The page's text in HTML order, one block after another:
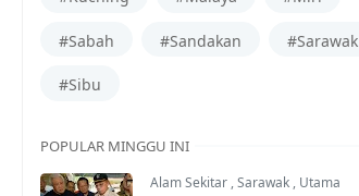
#Sabah #Sandakan #Sarawak
#Sibu
POPULAR MINGGU INI
Alam Sekitar ,Sarawak , Utama